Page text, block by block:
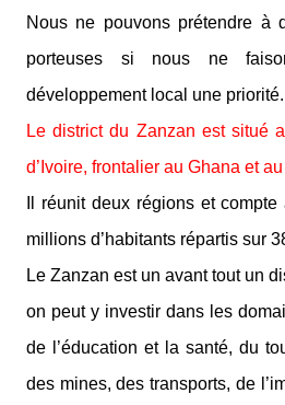
Nous ne pouvons prétendre à
porteuses si nous ne
développement local une priorité.
Le district du Zanzan est situé
d’Ivoire, frontalier au Ghana et
Il réunit deux régions et
millions d’habitants répartis sur
Le Zanzan est un avant tout un
on peut y investir dans les
de l’éducation et la santé, du
des mines, des transports, de